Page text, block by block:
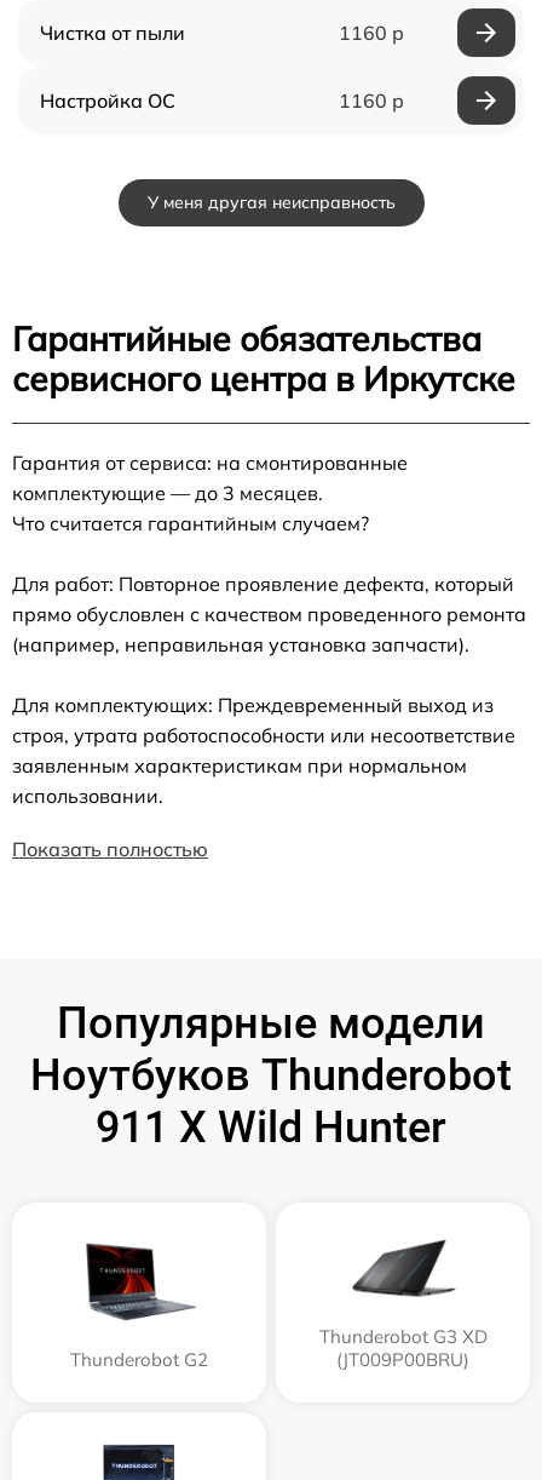
Чистка от пыли 1160 р
Настройка ОС 1160 р
У меня другая неисправность
Гарантийные обязательства
сервисного центра в Иркутске
Гарантия от сервиса: на смонтированные
комплектующие — до 3 месяцев.
Что считается гарантийным случаем?
Для работ: Повторное проявление дефекта, который
прямо обусловлен с качеством проведенного ремонта
(например, неправильная установка запчасти).
Для комплектующих: Преждевременный выход из
строя, утрата работоспособности или несоответствие
заявленным характеристикам при нормальном
использовании.
Показать полностью
Популярные модели
Ноутбуков Thunderobot
911 X Wild Hunter
Thunderobot G2
Thunderobot G3 XD
(JT009P00BRU)